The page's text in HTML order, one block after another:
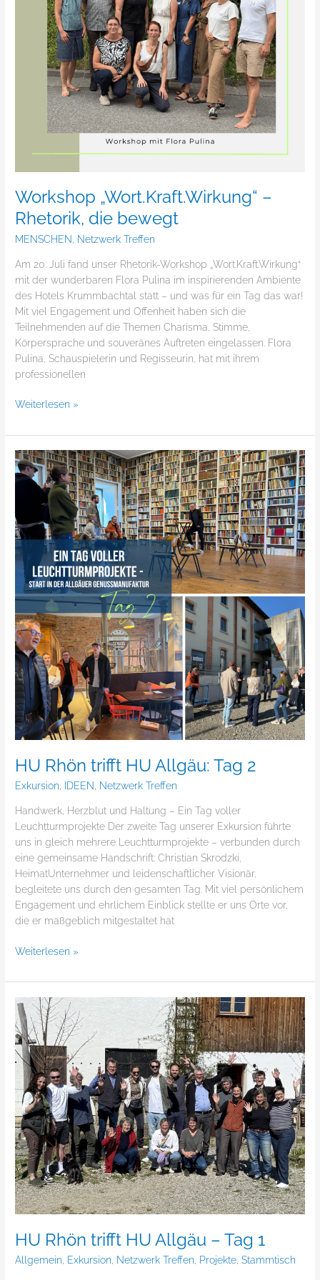
Workshop „Wort.Kraft.Wirkung“ –
Rhetorik, die bewegt
MENSCHEN Netzwerk Treffen
Am 20. Juli fand unser Rhetorik-Workshop „Wort.Kraft.Wirkung“
mit der wunderbaren Flora Pulina im inspirierenden Ambiente
des Hotels Krummbachtal statt – und was für ein Tag das war!
Mit viel Engagement und Offenheit haben sich die
Teilnehmenden auf die Themen Charisma, Stimme,
Körpersprache und souveränes Auftreten eingelassen. Flora
Pulina, Schauspielerin und Regisseurin, hat mit ihrem
professionellen
Weiterlesen »
HU Rhön trifft HU Allgäu: Tag 2
Exkursion, IDEEN, Netzwerk Treffen
Handwerk, Herzblut und Haltung – Ein Tag voller
Leuchtturmprojekte Der zweite Tag unserer Exkursion führte
uns in gleich mehrere Leuchtturmprojekte – verbunden durch
eine gemeinsame Handschrift: Christian Skrodzki,
HeimatUnternehmer und leidenschaftlicher Visionär,
begleitete uns durch den gesamten Tag. Mit viel persönlichem
Engagement und ehrlichem Einblick stellte er uns Orte vor,
die er maßgeblich mitgestaltet hat
HU
Rhön
Allgäu:
Tag
2
Weiterlesen »
HU Rhön trifft HU Allgäu – Tag 1
Allgemein, Exkursion, Netzwerk Treffen, Projekte,Stammtisch
HU
Rhön
trifft
HU
Allgäu
Tag
1